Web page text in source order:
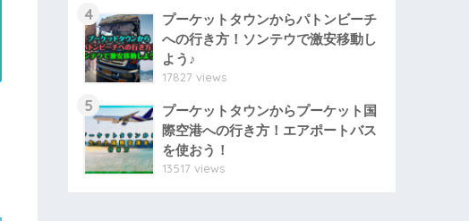
4
プーケットタウンからパトンビーチ
への行き方！ソンテウで激安移動し
よう♪
17827 views
5
プーケットタウンからプーケット国
際空港への行き方！エアポートバス
を使おう！
13517 views